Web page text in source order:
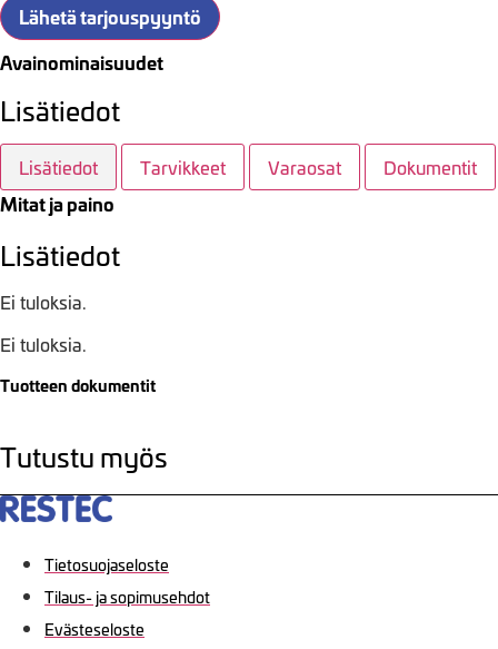
Lähetä tarjouspyyntö
Avainominaisuudet
Lisätiedot
Lisätiedot Tarvikkeet Varaosat Dokumentit
Mitat ja paino
Lisätiedot
Ei tuloksia.
Ei tuloksia.
Tuotteen dokumentit
Tutustu myös
Tietosuojaseloste
Tilaus- ja sopimusehdot
Evästeseloste